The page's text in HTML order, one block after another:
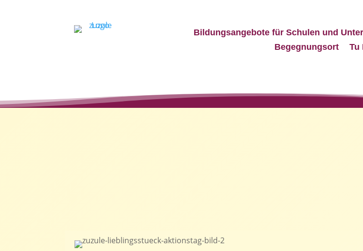
Bildungsangebote für Schulen und
Begegnungsort
Tu